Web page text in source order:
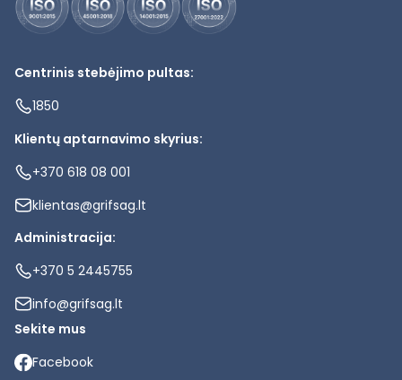
Centrinis stebėjimo pultas:
1850
Klientų aptarnavimo skyrius:
+370 618 08 001
klientas@grifsag.lt
Administracija:
+370 5 2445755
info@grifsag.lt
Sekite mus
Facebook